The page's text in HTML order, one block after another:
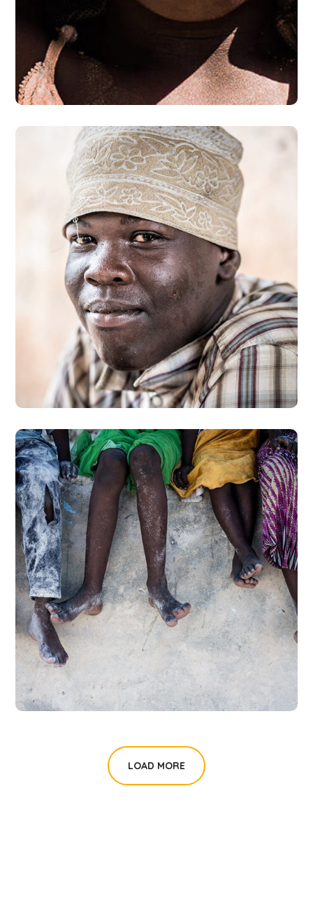
Online Donation
#DONATION
Dads in Africa
#AFRICA
Health Care Delivery
#CHARITY
LOAD MORE